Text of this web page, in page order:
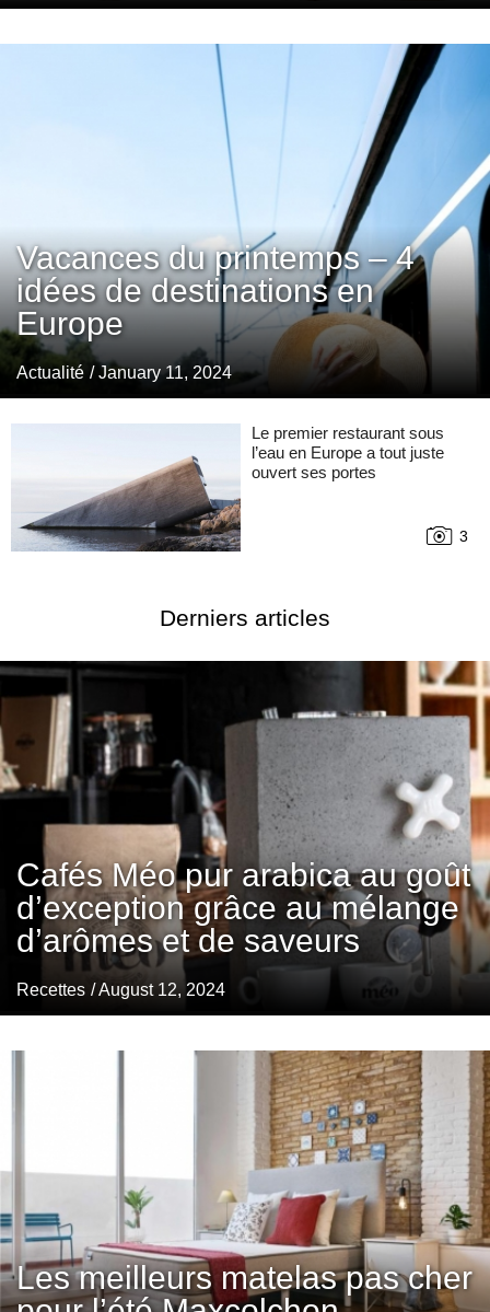
Vacances du printemps – 4
idées de destinations en
Europe
Actualité / January 11, 2024
Le premier restaurant sous
l’eau en Europe a tout juste
ouvert ses portes
3
Derniers articles
Cafés Méo pur arabica au goût
d’exception grâce au mélange
d’arômes et de saveurs
Recettes / August 12, 2024
Les meilleurs matelas pas cher